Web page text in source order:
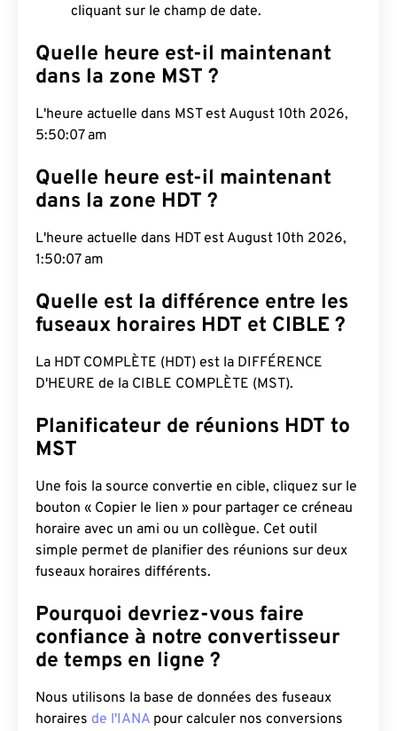
cliquant sur le champ de date.
Quelle heure est-il maintenant
dans la zone MST ?
L'heure actuelle dans MST est August 10th 2026,
5:50:08 am
Quelle heure est-il maintenant
dans la zone HDT ?
L'heure actuelle dans HDT est August 10th 2026,
1:50:08 am
Quelle est la différence entre les
fuseaux horaires HDT et CIBLE ?
La HDT COMPLÈTE (HDT) est la DIFFÉRENCE
D'HEURE de la CIBLE COMPLÈTE (MST).
Planificateur de réunions HDT to
MST
Une fois la source convertie en cible, cliquez sur le
bouton « Copier le lien » pour partager ce créneau
horaire avec un ami ou un collègue. Cet outil
simple permet de planifier des réunions sur deux
fuseaux horaires différents.
Pourquoi devriez-vous faire
confiance à notre convertisseur
de temps en ligne ?
Nous utilisons la base de données des fuseaux
horaires de l'IANA pour calculer nos conversions